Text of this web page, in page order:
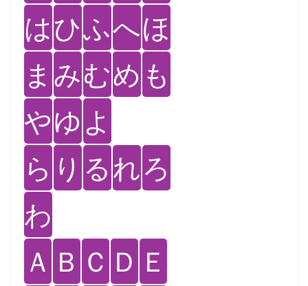
はひふへほ
ま みむめ も
やゆ よ
ら り るれろ
わ
Ａ Ｂ Ｃ Ｄ Ｅ